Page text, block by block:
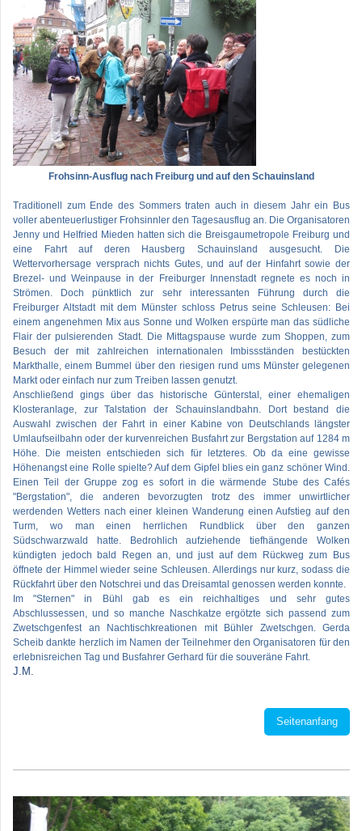
Frohsinn-Ausflug nach Freiburg und auf den Schauinsland
Traditionell zum Ende des Sommers traten auch in diesem Jahr ein Bus
voller abenteuerlustiger Frohsinnler den Tagesausflug an. Die Organisatoren
Jenny und Helfried Mieden hatten sich die Breisgaumetropole Freiburg und
eine Fahrt auf deren Hausberg Schauinsland ausgesucht. Die
Wettervorhersage versprach nichts Gutes, und auf der Hinfahrt sowie der
Brezel- und Weinpause in der Freiburger Innenstadt regnete es noch in
Strömen. Doch pünktlich zur sehr interessanten Führung durch die
Freiburger Altstadt mit dem Münster schloss Petrus seine Schleusen: Bei
einem angenehmen Mix aus Sonne und Wolken erspürte man das südliche
Flair der pulsierenden Stadt. Die Mittagspause wurde zum Shoppen, zum
Besuch der mit zahlreichen internationalen Imbissständen bestückten
Markthalle, einem Bummel über den riesigen rund ums Münster gelegenen
Markt oder einfach nur zum Treiben lassen genutzt.
Anschließend gings über das historische Günterstal, einer ehemaligen
Klosteranlage, zur Talstation der Schauinslandbahn. Dort bestand die
Auswahl zwischen der Fahrt in einer Kabine von Deutschlands längster
Umlaufseilbahn oder der kurvenreichen Busfahrt zur Bergstation auf 1284 m
Höhe. Die meisten entschieden sich für letzteres. Ob da eine gewisse
Höhenangst eine Rolle spielte? Auf dem Gipfel blies ein ganz schöner Wind.
Einen Teil der Gruppe zog es sofort in die wärmende Stube des Cafés
"Bergstation", die anderen bevorzugten trotz des immer unwirtlicher
werdenden Wetters nach einer kleinen Wanderung einen Aufstieg auf den
Turm, wo man einen herrlichen Rundblick über den ganzen
Südschwarzwald hatte. Bedrohlich aufziehende tiefhängende Wolken
kündigten jedoch bald Regen an, und just auf dem Rückweg zum Bus
öffnete der Himmel wieder seine Schleusen. Allerdings nur kurz, sodass die
Rückfahrt über den Notschrei und das Dreisamtal genossen werden konnte.
Im "Sternen" in Bühl gab es ein reichhaltiges und sehr gutes
Abschlussessen, und so manche Naschkatze ergötzte sich passend zum
Zwetschgenfest an Nachtischkreationen mit Bühler Zwetschgen. Gerda
Scheib dankte herzlich im Namen der Teilnehmer den Organisatoren für den
erlebnisreichen Tag und Busfahrer Gerhard für die souveräne Fahrt.
J.M.
Seitenanfang